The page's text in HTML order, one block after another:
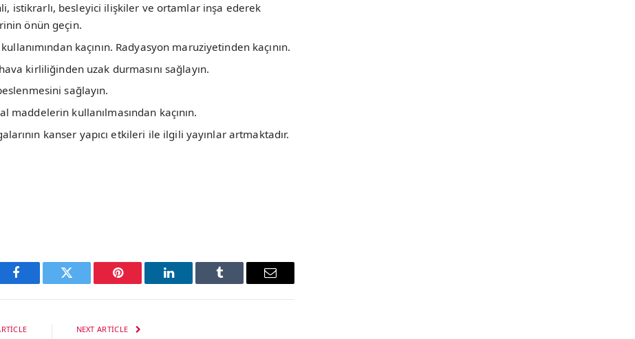
istikrarlı, besleyici ilişkiler ve ortamlar inşa ederek
önün geçin.
kaçının. Radyasyon maruziyetinden kaçının.
kirliliğinden uzak durmasını sağlayın.
sağlayın.
maddelerin kullanılmasından kaçının.
kanser yapıcı etkileri ile ilgili yayınlar artmaktadır.
Facebook Twitter Pinterest LinkedIn Tumblr Email
NEXT ARTICLE